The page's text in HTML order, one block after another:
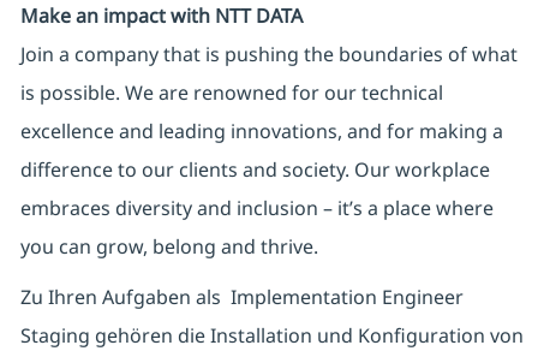
Make an impact with NTT DATA
Join a company that is pushing the boundaries of what
is possible. We are renowned for our technical
excellence and leading innovations, and for making a
difference to our clients and society. Our workplace
embraces diversity and inclusion – it’s a place where
you can grow, belong and thrive.
Zu Ihren Aufgaben als Implementation Engineer
Staging gehören die Installation und Konfiguration von